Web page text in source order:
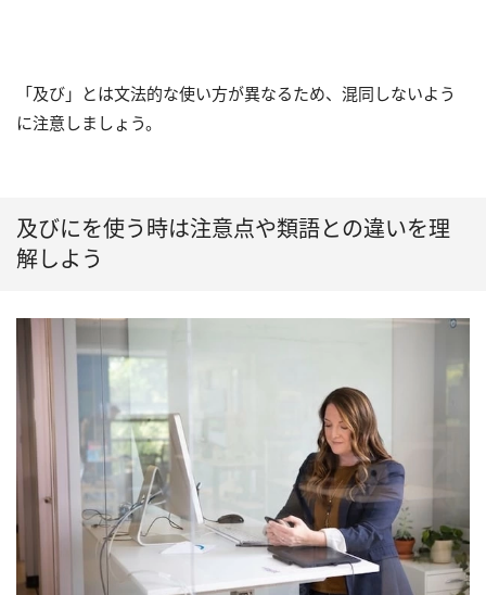
「及び」とは文法的な使い方が異なるため、混同しないよう
に注意しましょう。
及びにを使う時は注意点や類語との違いを理
解しよう